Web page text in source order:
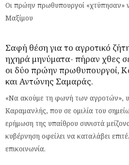
Οι πρώην πρωθυπουργοί «χτύπησαν»
Μαξίμου
Σαφή θέση για το αγροτικό
ηχηρά μηνύματα- πήραν χθες
οι δύο πρώην πρωθυπουργοί,
και Αντώνης Σαμαράς.
«Να ακούμε τη φωνή των αγροτών»,
Καραμανλής, που σε ομιλία του
ερήμωση της υπαίθρου συνιστά
κυβέρνηση οφείλει να καταλάβει
επικοινωνία.